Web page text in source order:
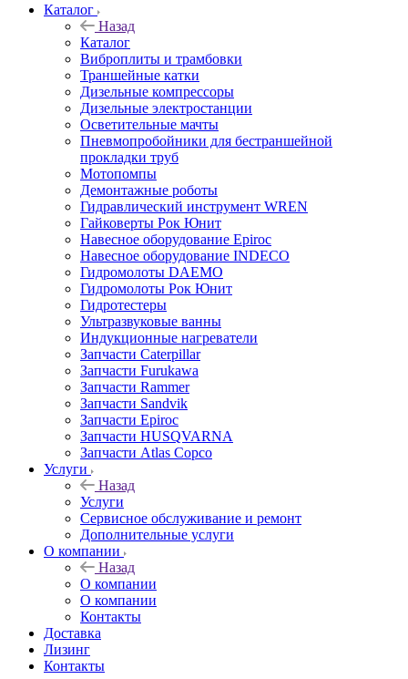
Каталог
Назад
Каталог
Виброплиты и трамбовки
Траншейные катки
Дизельные компрессоры
Дизельные электростанции
Осветительные мачты
Пневмопробойники для бестраншейной
прокладки труб
Мотопомпы
Демонтажные роботы
Гидравлический инструмент WREN
Гайковерты Рок Юнит
Навесное оборудование Epiroc
Навесное оборудование INDECO
Гидромолоты DAEMO
Гидромолоты Рок Юнит
Гидротестеры
Ультразвуковые ванны
Индукционные нагреватели
Запчасти Caterpillar
Запчасти Furukawa
Запчасти Rammer
Запчасти Sandvik
Запчасти Epiroc
Запчасти HUSQVARNA
Запчасти Atlas Copco
Услуги
Назад
Услуги
Сервисное обслуживание и ремонт
Дополнительные услуги
О компании
Назад
О компании
О компании
Контакты
Доставка
Лизинг
Контакты